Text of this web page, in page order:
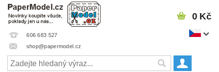
606 683 527
shop@papermodel.cz
0 Kč